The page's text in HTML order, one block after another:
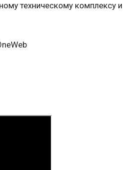
техническому комплексу и